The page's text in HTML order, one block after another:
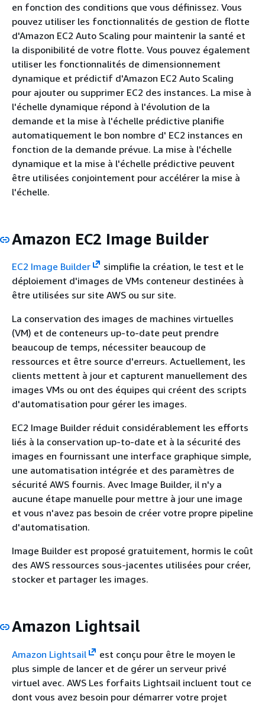
en fonction des conditions que vous définissez. Vous
pouvez utiliser les fonctionnalités de gestion de flotte
d'Amazon EC2 Auto Scaling pour maintenir la santé et
la disponibilité de votre flotte. Vous pouvez également
utiliser les fonctionnalités de dimensionnement
dynamique et prédictif d'Amazon EC2 Auto Scaling
pour ajouter ou supprimer EC2 des instances. La mise à
l'échelle dynamique répond à l'évolution de la
demande et la mise à l'échelle prédictive planifie
automatiquement le bon nombre d' EC2 instances en
fonction de la demande prévue. La mise à l'échelle
dynamique et la mise à l'échelle prédictive peuvent
être utilisées conjointement pour accélérer la mise à
l'échelle.
Amazon EC2 Image Builder
EC2 Image Builder
simplifie la création, le test et le
déploiement d'images de VMs conteneur destinées à
être utilisées sur site AWS ou sur site.
La conservation des images de machines virtuelles
(VM) et de conteneurs up-to-date peut prendre
beaucoup de temps, nécessiter beaucoup de
ressources et être source d'erreurs. Actuellement, les
clients mettent à jour et capturent manuellement des
images VMs ou ont des équipes qui créent des scripts
d'automatisation pour gérer les images.
EC2 Image Builder réduit considérablement les efforts
liés à la conservation up-to-date et à la sécurité des
images en fournissant une interface graphique simple,
une automatisation intégrée et des paramètres de
sécurité AWS fournis. Avec Image Builder, il n'y a
aucune étape manuelle pour mettre à jour une image
et vous n'avez pas besoin de créer votre propre pipeline
d'automatisation.
Image Builder est proposé gratuitement, hormis le coût
des AWS ressources sous-jacentes utilisées pour créer,
stocker et partager les images.
Amazon Lightsail
Amazon Lightsail
est conçu pour être le moyen le
plus simple de lancer et de gérer un serveur privé
virtuel avec. AWS Les forfaits Lightsail incluent tout ce
dont vous avez besoin pour démarrer votre projet